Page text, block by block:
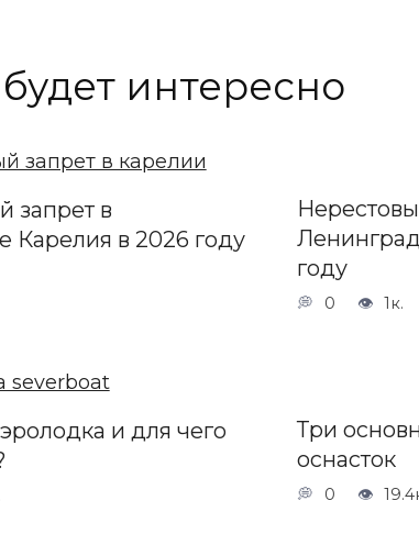
интересно
запрет в
Карелия в 2026 году
году
0 1к.
и для чего
Три
оснасток
0